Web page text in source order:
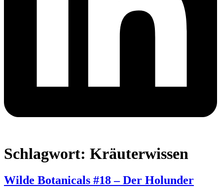
Schlagwort: Kräuterwissen
Wilde Botanicals #18 – Der Holunder